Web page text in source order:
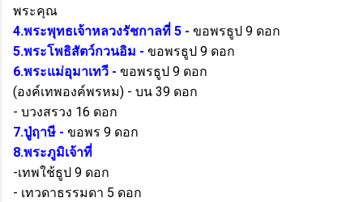
พระคุณ
4.พระพุทธเจ้าหลวงรัชกาลที่ 5 - ขอพรธูป 9 ดอก
5.พระโพธิสัตว์กวนอิม - ขอพรธูป 9 ดอก
6.พระแม่อุมาเทวี - ขอพรธูป 9 ดอก
(องค์เทพองค์พรหม) - บน 39 ดอก
- บวงสรวง 16 ดอก
7.ปู่ฤาษี - ขอพร 9 ดอก
8.พระภูมิเจ้าที่
-เทพใช้ธูป 9 ดอก
- เทวดาธรรมดา 5 ดอก